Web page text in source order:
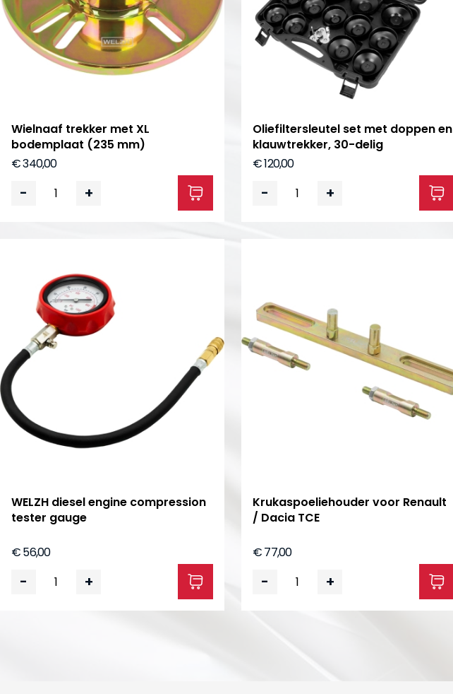
Wielnaaf trekker met XL
bodemplaat (235 mm)
€ 340,00
- +
Oliefiltersleutel set met doppen en
klauwtrekker, 30-delig
€ 120,00
- +
WELZH diesel engine compression
tester gauge
€ 56,00
- +
Krukaspoeliehouder voor Renault
/ Dacia TCE
€ 77,00
- +